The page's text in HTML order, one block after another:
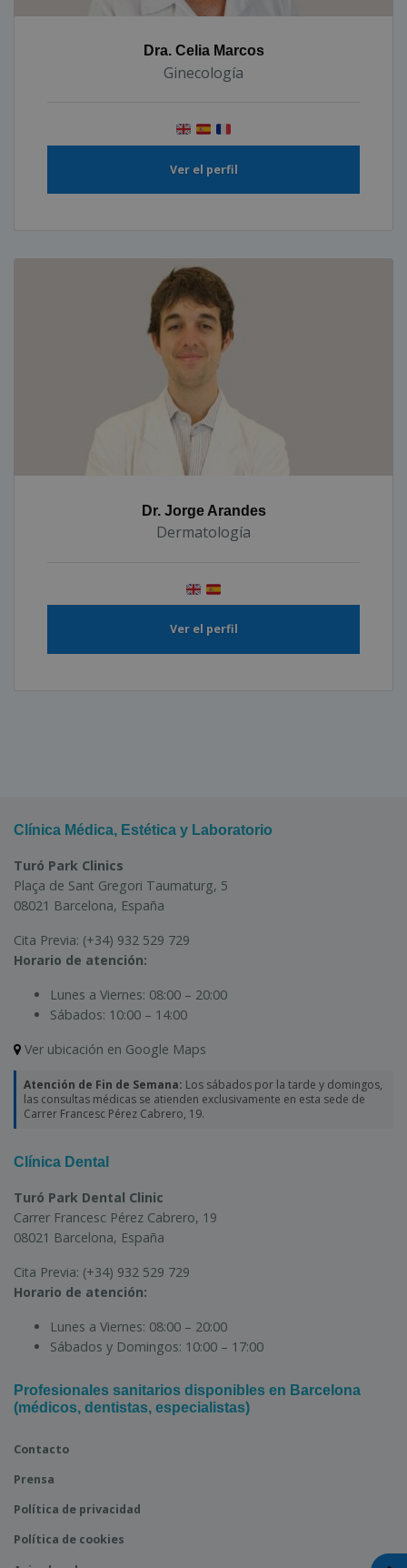
Dra. Celia Marcos
Ginecología
Ver el perfil
Dr. Jorge Arandes
Dermatología
Ver el perfil
Clínica Médica, Estética y Laboratorio
Turó Park Clinics
Plaça de Sant Gregori Taumaturg, 5
08021 Barcelona, España
Cita Previa: (+34) 932 529 729
Horario de atención:
Lunes a Viernes: 08:00 – 20:00
Sábados: 10:00 – 14:00
Ver ubicación en Google Maps
Atención de Fin de Semana: Los sábados por la tarde y domingos,
las consultas médicas se atienden exclusivamente en esta sede de
Carrer Francesc Pérez Cabrero, 19.
Clínica Dental
Turó Park Dental Clinic
Carrer Francesc Pérez Cabrero, 19
08021 Barcelona, España
Cita Previa: (+34) 932 529 729
Horario de atención:
Lunes a Viernes: 08:00 – 20:00
Sábados y Domingos: 10:00 – 17:00
Profesionales sanitarios disponibles en Barcelona
(médicos, dentistas, especialistas)
Contacto
Prensa
Política de privacidad
Política de cookies